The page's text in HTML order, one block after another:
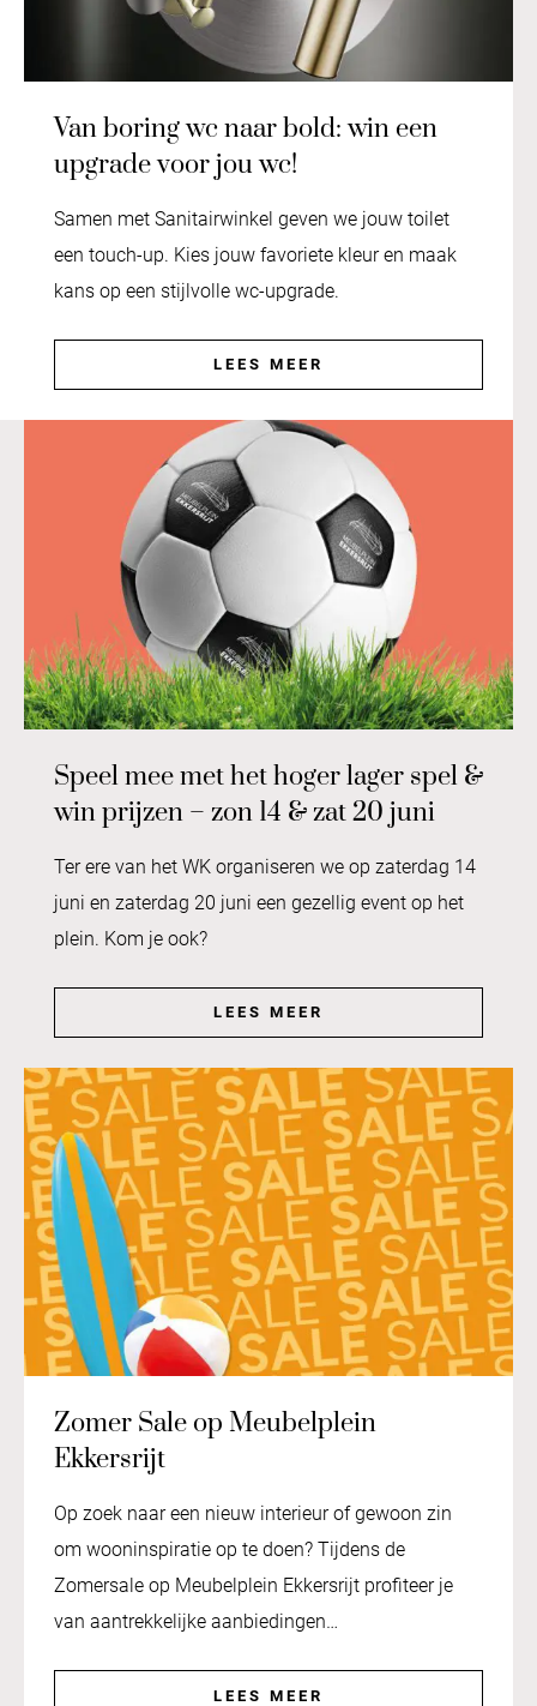
Van boring wc naar bold: win een
upgrade voor jou wc!
Samen met Sanitairwinkel geven we jouw toilet
een touch-up. Kies jouw favoriete kleur en maak
kans op een stijlvolle wc-upgrade.
LEES MEER
Speel mee met het hoger lager spel &
win prijzen – zon 14 & zat 20 juni
Ter ere van het WK organiseren we op zaterdag 14
juni en zaterdag 20 juni een gezellig event op het
plein. Kom je ook?
LEES MEER
Zomer Sale op Meubelplein
Ekkersrijt
Op zoek naar een nieuw interieur of gewoon zin
om wooninspiratie op te doen? Tijdens de
Zomersale op Meubelplein Ekkersrijt profiteer je
van aantrekkelijke aanbiedingen…
LEES MEER